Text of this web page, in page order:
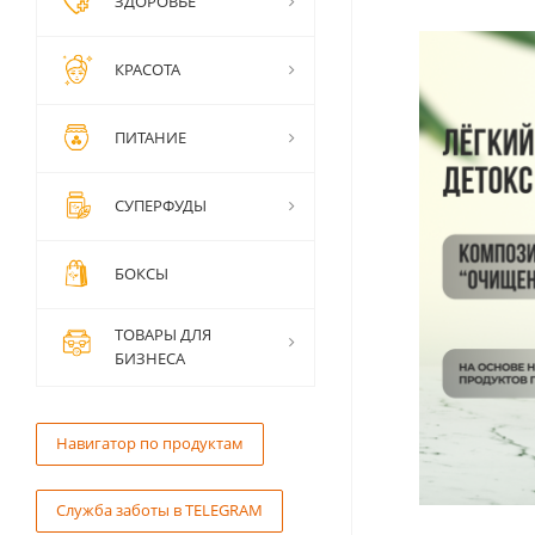
КРАСОТА
ПИТАНИЕ
СУПЕРФУДЫ
БОКСЫ
ТОВАРЫ ДЛЯ
БИЗНЕСА
Навигатор по продуктам
Служба заботы в TELEGRAM